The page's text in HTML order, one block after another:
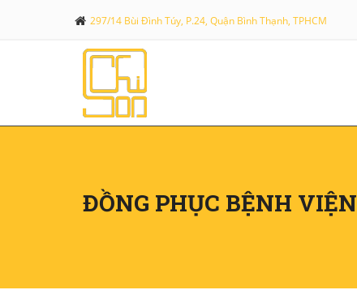
297/14 Bùi Đình Túy, P.24, Quận Bình Thạnh, TPHCM
ĐỒNG PHỤC BỆNH VIỆN